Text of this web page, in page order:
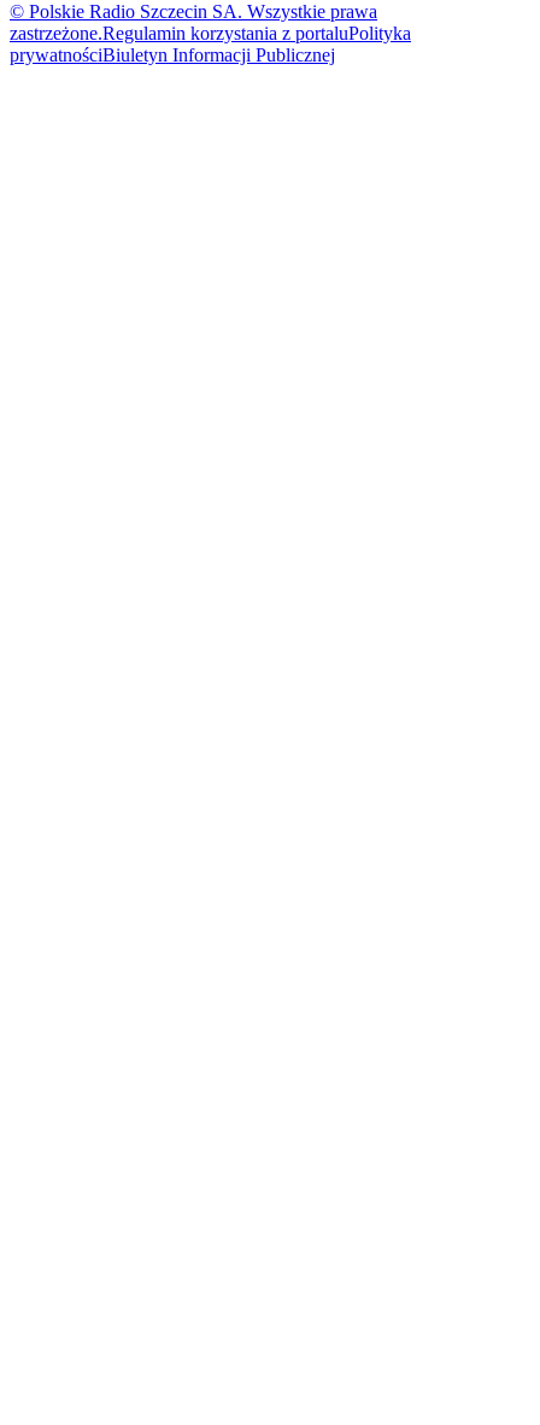
© Polskie Radio Szczecin SA. Wszystkie prawa
zastrzeżone.Regulamin korzystania z portaluPolityka
prywatnościBiuletyn Informacji Publicznej